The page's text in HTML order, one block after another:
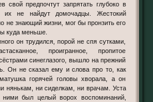
предпочтут запрятать глубоко в
не найдут домочадцы. Жестокий
не знающий жизни, мог бы пронзить его
куда меньше.
он трудился, порой не спя сутками,
проигранное, пропитое
синеглазого, вышло на прежний
Он не сказал ему и слова про то, как
горячей головы хворала, а он
нянькам, ни сиделкам, ни врачам. Уста
был целый ворох воспоминаний,